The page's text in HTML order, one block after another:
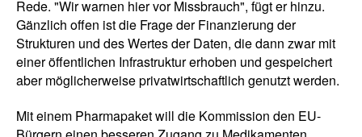
Rede. "Wir warnen hier vor Missbrauch", fügt er hinzu.
Gänzlich offen ist die Frage der Finanzierung der
Strukturen und des Wertes der Daten, die dann zwar mit
einer öffentlichen Infrastruktur erhoben und gespeichert
aber möglicherweise privatwirtschaftlich genutzt werden.
Mit einem Pharmapaket will die Kommission den EU-